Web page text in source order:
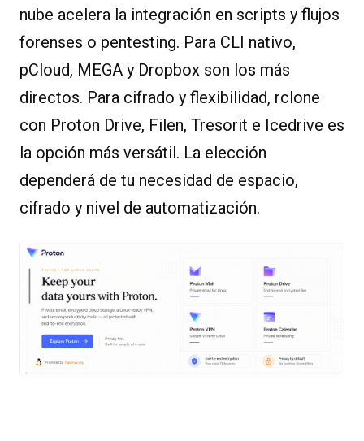
nube acelera la integración en scripts y flujos
forenses o pentesting. Para CLI nativo,
pCloud, MEGA y Dropbox son los más
directos. Para cifrado y flexibilidad, rclone
con Proton Drive, Filen, Tresorit e Icedrive es
la opción más versátil. La elección
dependerá de tu necesidad de espacio,
cifrado y nivel de automatización.